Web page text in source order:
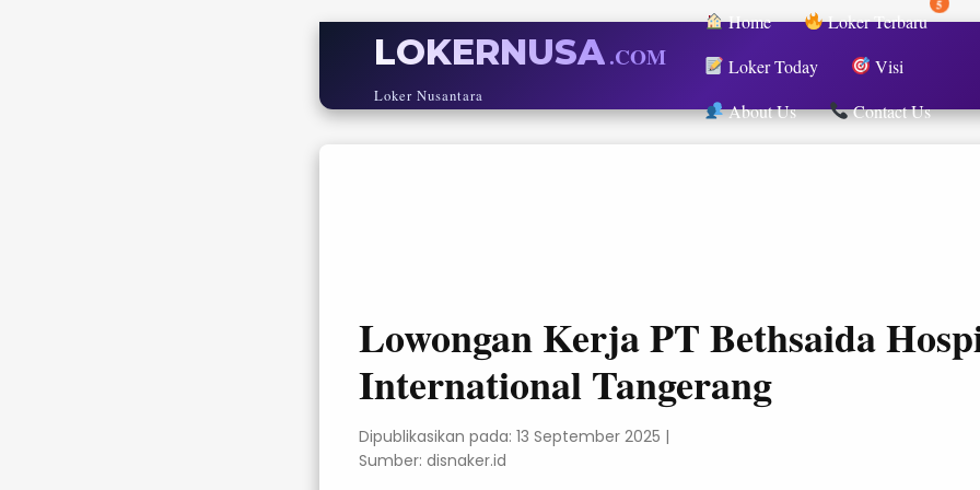
LOKERNUSA.COM
Loker Nusantara
Home Loker Terbaru
Loker Today
Visi
About Us
Contact Us
Lowongan Kerja PT Bethsaida
International Tangerang
Dipublikasikan pada: 13 September 2025 |
Sumber: disnaker.id